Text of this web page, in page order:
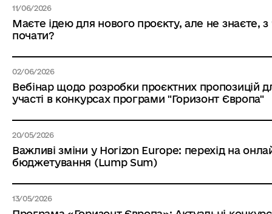
11/06/2026
Маєте ідею для нового проєкту, але не знаєте, з
почати?
02/06/2026
Вебінар щодо розробки проєктних пропозицій
участі в конкурсах програми "Горизонт Європа"
20/05/2026
Важливі зміни у Horizon Europe: перехід на
бюджетування (Lump Sum)
13/05/2026